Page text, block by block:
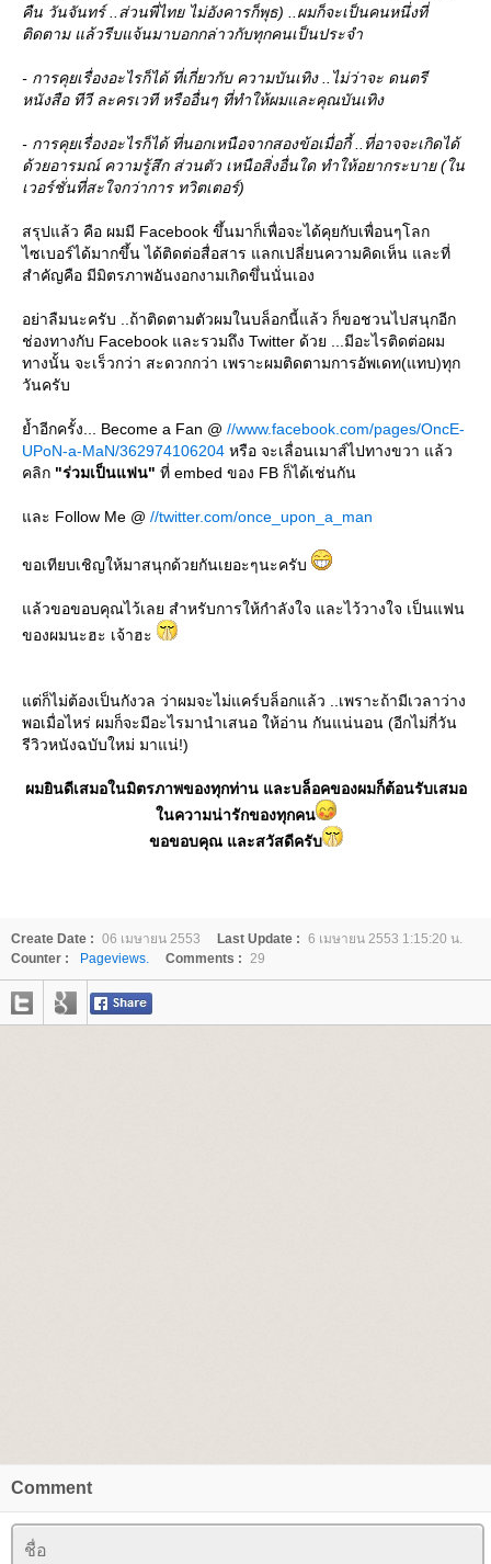
คืน วันจันทร์ ..ส่วนพี่ไทย ไม่อังคารก็พุธ) ..ผมก็จะเป็นคนหนึ่งที่
ติดตาม แล้วรีบแจ้นมาบอกกล่าวกับทุกคนเป็นประจำ
- การคุยเรื่องอะไรก็ได้ ที่เกี่ยวกับ ความบันเทิง ..ไม่ว่าจะ ดนตรี
หนังสือ ทีวี ละครเวที หรืออื่นๆ ที่ทำให้ผมและคุณบันเทิง
- การคุยเรื่องอะไรก็ได้ ที่นอกเหนือจากสองข้อเมื่อกี้ ..ที่อาจจะเกิดได้
ด้วยอารมณ์ ความรู้สึก ส่วนตัว เหนือสิ่งอื่นใด ทำให้อยากระบาย (ใน
เวอร์ชั่นที่สะใจกว่าการ ทวิตเตอร์)
สรุปแล้ว คือ ผมมี Facebook ขึ้นมาก็เพื่อจะได้คุยกับเพื่อนๆโลก
ไซเบอร์ได้มากขึ้น ได้ติดต่อสื่อสาร แลกเปลี่ยนความคิดเห็น และที่
สำคัญคือ มีมิตรภาพอันงอกงามเกิดขึ่นนั่นเอง
อย่าลืมนะครับ ..ถ้าติดตามตัวผมในบล็อกนี้แล้ว ก็ขอชวนไปสนุกอีก
ช่องทางกับ Facebook และรวมถึง Twitter ด้วย ...มีอะไรติดต่อผม
ทางนั้น จะเร็วกว่า สะดวกกว่า เพราะผมติดตามการอัพเดท(แทบ)ทุก
วันครับ
้ำอีกครั้ง... Become a Fan @ //www.facebook.com/pages/OncE-
UPoN-a-MaN/362974106204 หรือ จะเลื่อนเมาส์ไปทางขวา แล้ว
คลิก "ร่วมเป็นแฟน" ที่ embed ของ FB ก็ได้เช่นกัน
ละ Follow Me @ //twitter.com/once_upon_a_man
ขอเทียบเชิญให้มาสนุกด้วยกันเยอะๆนะครับ
ล้วขอขอบคุณไว้เลย สำหรับการให้กำลังใจ และไว้วางใจ เป็นแฟน
ของผมนะฮะ เจ้าฮะ
ต่ก็ไม่ต้องเป็นกังวล ว่าผมจะไม่แคร์บล็อกแล้ว ..เพราะถ้ามีเวลาว่าง
พอเมื่อไหร่ ผมก็จะมีอะไรมานำเสนอ ให้อ่าน กันแน่นอน (อีกไม่กี่วัน
รีวิวหนังฉบับใหม่ มาแน่!)
ผมยินดีเสมอในมิตรภาพของทุกท่าน และบล็อคของผมก็ต้อนรับเสมอ
นความน่ารักของทุกคน
ขอขอบคุณ และสวัสดีครับ
Create Date : 06 เมษายน 2553 Last Update : 6 เมษายน 2553 1:15:20 น.
Counter :
Pageviews. Comments : 29
Comment